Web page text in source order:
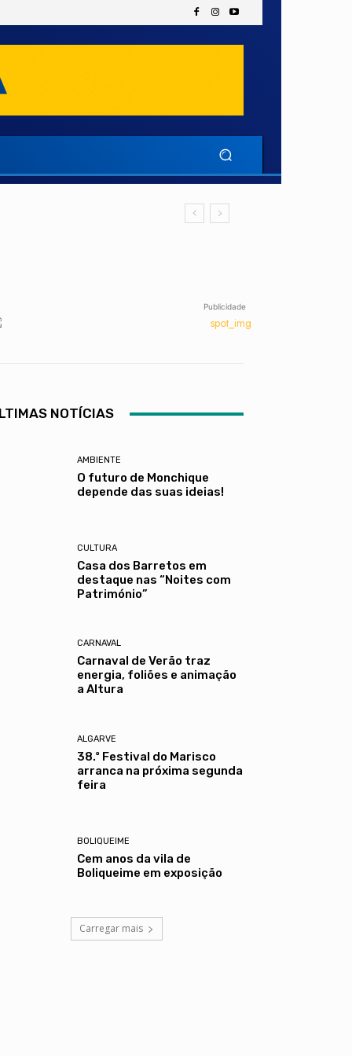
Publicidade
NOTÍCIAS
AMBIENTE
O futuro de Monchique
depende das suas ideias!
CULTURA
Casa dos Barretos em
destaque nas “Noites com
Património”
CARNAVAL
Carnaval de Verão traz
energia, foliões e animação
a Altura
ALGARVE
38.º Festival do Marisco
arranca na próxima segunda
feira
BOLIQUEIME
Cem anos da vila de
Boliqueime em exposição
Carregar mais